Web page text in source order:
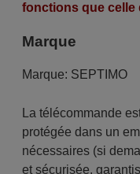
fonctions que celle
Marque
Marque: SEPTIMO
La télécommande
protégée dans un
nécessaires (si
et sécurisée,